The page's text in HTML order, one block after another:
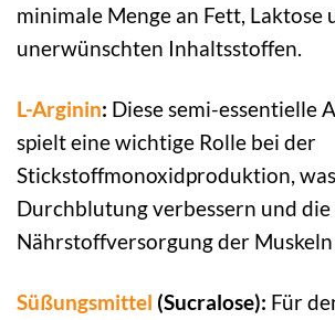
minimale Menge an Fett, Laktose
unerwünschten Inhaltsstoffen.
L-Arginin: Diese semi-essentielle
spielt eine wichtige Rolle bei der
Stickstoffmonoxidproduktion,
Durchblutung verbessern und die
Nährstoffversorgung der
Süßungsmittel (Sucralose): Für